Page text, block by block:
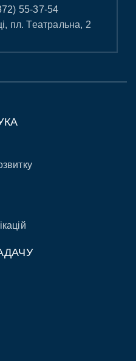
55-37-54
пл. Театральна, 2